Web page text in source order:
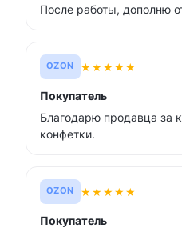
После работы, дополню
OZON ★★★★★
Покупатель
Благодарю продавца за
конфетки.
OZON ★★★★★
Покупатель